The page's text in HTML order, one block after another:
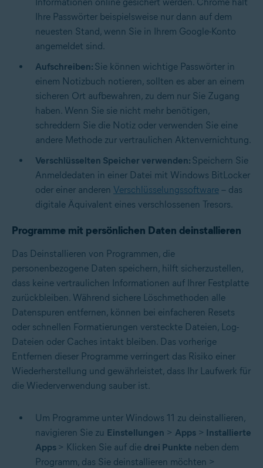
Ihre Passwörter beispielsweise nur dann auf dem
neuesten Stand, wenn Sie in Ihrem Google-Konto
angemeldet sind.
Aufschreiben: Sie können wichtige Passwörter in
einem Notizbuch notieren, sollten es aber an einem
sicheren Ort aufbewahren, zu dem nur Sie Zugang
haben. Wenn Sie sie nicht mehr benötigen,
schreddern Sie die Notiz oder verwenden Sie eine
andere Methode zur vertraulichen Aktenvernichtung.
Verschlüsselten Speicher verwenden: Speichern Sie
Anmeldedaten in einer Datei mit Windows BitLocker
oder einer anderen Verschlüsselungssoftware – das
digitale Äquivalent eines verschlossenen Tresors.
Programme mit persönlichen Daten deinstallieren
Das Deinstallieren von Programmen, die
personenbezogene Daten speichern, hilft sicherzustellen,
dass keine vertraulichen Informationen auf Ihrer Festplatte
zurückbleiben. Während sichere Löschmethoden alle
Datenspuren entfernen, können bei einfacheren Resets
oder schnellen Formatierungen versteckte Dateien, Log-
Dateien oder Caches intakt bleiben. Das vorherige
Entfernen dieser Programme verringert das Risiko einer
Wiederherstellung und gewährleistet, dass Ihr Laufwerk für
die Wiederverwendung sauber ist.
Um Programme unter Windows 11 zu deinstallieren,
navigieren Sie zu Einstellungen > Apps > Installierte
Apps > Klicken Sie auf die drei Punkte neben dem
Programm, das Sie deinstallieren möchten >